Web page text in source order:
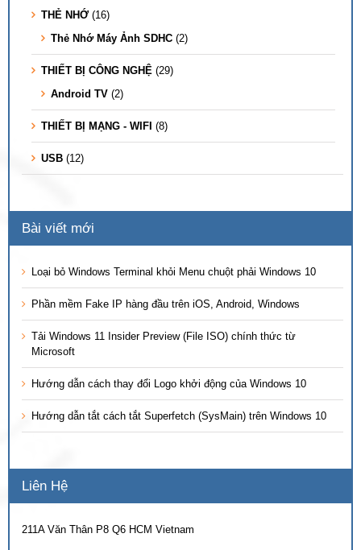
THẺ NHỚ (16)
Thẻ Nhớ Máy Ảnh SDHC (2)
THIẾT BỊ CÔNG NGHỆ (29)
Android TV (2)
THIẾT BỊ MẠNG - WIFI (8)
USB (12)
Bài viết mới
Loại bỏ Windows Terminal khỏi Menu chuột phải Windows 10
Phần mềm Fake IP hàng đầu trên iOS, Android, Windows
Tải Windows 11 Insider Preview (File ISO) chính thức từ
Microsoft
Hướng dẫn cách thay đổi Logo khởi động của Windows 10
Hướng dẫn tắt cách tắt Superfetch (SysMain) trên Windows 10
Liên Hệ
211A Văn Thân P8 Q6 HCM Vietnam